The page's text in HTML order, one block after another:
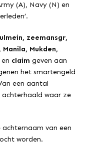
(A), Navy (N) en
zeemansgr,
Mukden,
en claim geven aan
het smartengeld
een aantal
waar ze
van een
worden.